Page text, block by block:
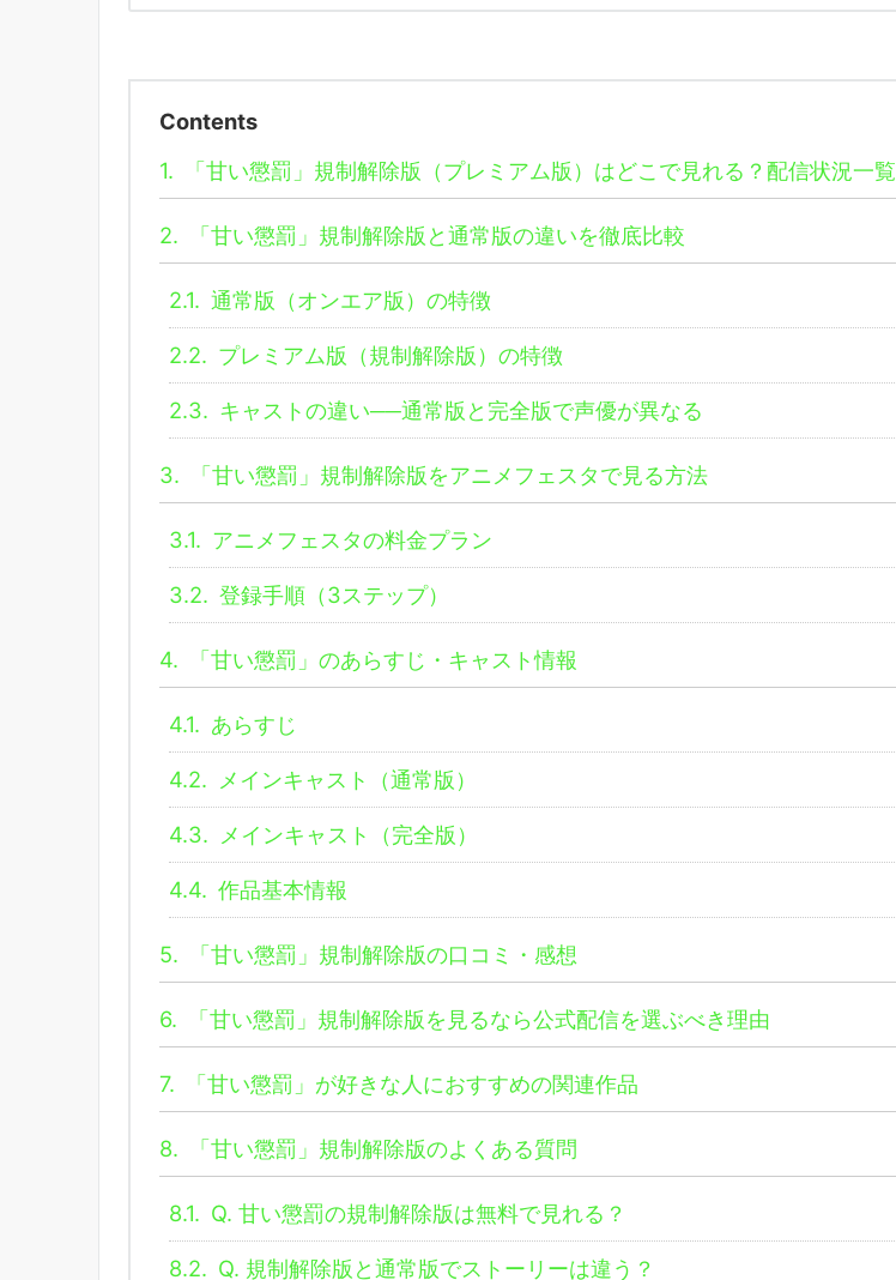
Contents
1.
「甘い懲罰」規制解除版（プレミアム版）はどこで見れる？配信状況一覧
2. 「甘い懲罰」規制解除版と通常版の違いを徹底比較
2.1. 通常版（オンエア版）の特徴
2.2. プレミアム版（規制解除版）の特徴
2.3. キャストの違い──通常版と完全版で声優が異なる
3. 「甘い懲罰」規制解除版をアニメフェスタで見る方法
3.1. アニメフェスタの料金プラン
3.2. 登録手順（3ステップ）
4. 「甘い懲罰」のあらすじ・キャスト情報
4.1. あらすじ
4.2. メインキャスト（通常版）
4.3. メインキャスト（完全版）
4.4. 作品基本情報
5. 「甘い懲罰」規制解除版の口コミ・感想
6. 「甘い懲罰」規制解除版を見るなら公式配信を選ぶべき理由
7. 「甘い懲罰」が好きな人におすすめの関連作品
8. 「甘い懲罰」規制解除版のよくある質問
8.1. Q. 甘い懲罰の規制解除版は無料で見れる？
8.2. Q. 規制解除版と通常版でストーリーは違う？